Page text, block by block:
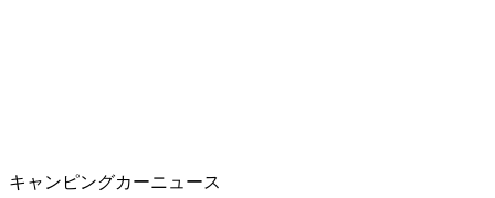
キャンピングカーニュース